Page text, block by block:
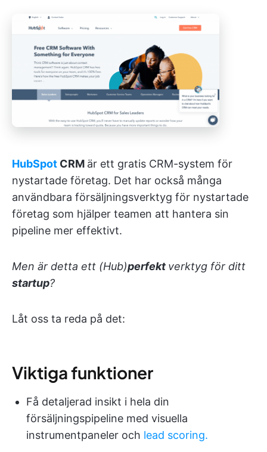
HubSpot CRM är ett gratis CRM-system för
nystartade företag. Det har också många
användbara försäljningsverktyg för nystartade
företag som hjälper teamen att hantera sin
pipeline mer effektivt.
Men är detta ett (Hub)perfekt verktyg för ditt
startup?
Låt oss ta reda på det:
Viktiga funktioner
Få detaljerad insikt i hela din
försäljningspipeline med visuella
instrumentpaneler och lead scoring.